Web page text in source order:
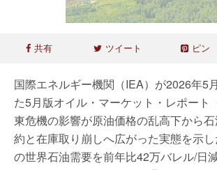
共有 ツイート ピン
国際エネルギー機関（IEA）が2026年5
た5月版オイル・マーケット・レポート
東危機の影響が原油価格の乱高下から
約と在庫取り崩しへ広がった実態を示
の世界石油需要を前年比42万バレル/日